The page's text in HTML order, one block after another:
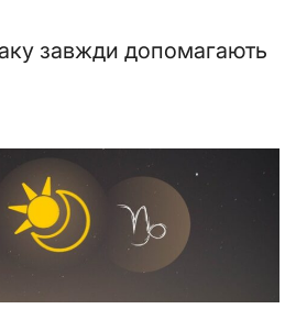
завжди допомагають